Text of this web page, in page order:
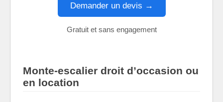
Demander un devis →
Gratuit et sans engagement
Monte-escalier droit d’occasion ou
en location